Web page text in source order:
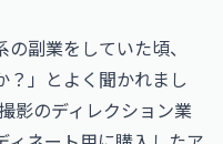
副業をしていた頃、
？」とよく聞かれまし
影のディレクション業